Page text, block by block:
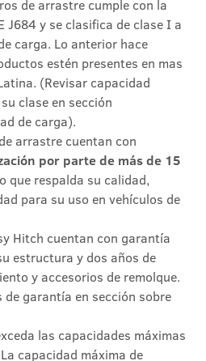
de arrastre cumple con la
J684 y se clasifica de clase I a
carga. Lo anterior hace
estén presentes en mas
(Revisar capacidad
clase en sección
de carga).
arrastre cuentan con
por parte de más de 15
que respalda su calidad,
para su uso en vehículos de
Hitch cuentan con garantía
estructura y dos años de
y accesorios de remolque.
garantía en sección sobre
las capacidades máximas
capacidad máxima de